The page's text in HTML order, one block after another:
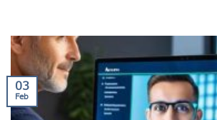
03
Feb